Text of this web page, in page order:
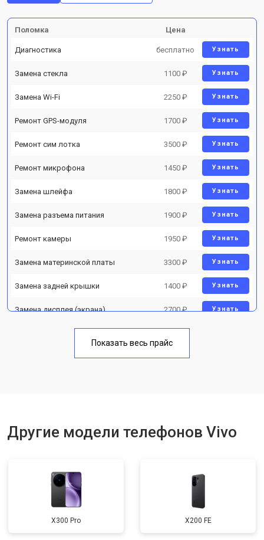
Поломка Цена
Диагностика бесплатно Узнать
Замена стекла 1100 ₽ Узнать
Замена Wi-Fi 2250 ₽ Узнать
Ремонт GPS-модуля 1700 ₽ Узнать
Ремонт сим лотка 3500 ₽ Узнать
Ремонт микрофона 1450 ₽ Узнать
Замена шлейфа 1800 ₽ Узнать
Замена разъема питания 1900 ₽ Узнать
Ремонт камеры 1950 ₽ Узнать
Замена материнской платы 3300 ₽ Узнать
Замена задней крышки 1400 ₽ Узнать
Замена дисплея (экрана) 2700 ₽ Узнать
Замена кнопки включения 1750 ₽
Показать весь прайс
Другие модели телефонов Vivo
X300 Pro X200 FE